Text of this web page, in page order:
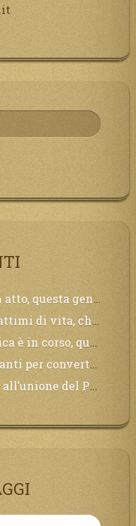
sarà contaminata, il cibo non sarà più nelle vostre mense.
salvare Mi chiami in suo aiuto.
tarderà ad arrivare e tutta la Terra sarà oscurata.
e per chi non si sarà preparato saranno dolori.
avete che da attendere pochissimo.